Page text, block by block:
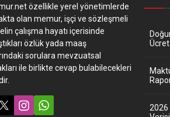
özellikle yerel yönetimlerde
olan memur, işçi ve sözleşmeli
çalışma hayatı içerisinde
özlük yada maaş
sorulara mevzuatsal
ile birlikte cevap bulabilecekleri
2026